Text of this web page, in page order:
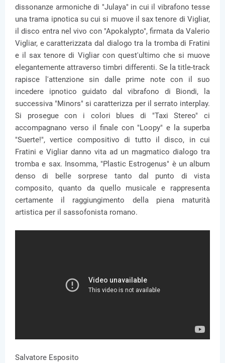
dissonanze armoniche di "Julaya" in cui il vibrafono tesse
una trama ipnotica su cui si muove il sax tenore di Vigliar,
il disco entra nel vivo con "Apokalypto", firmata da Valerio
Vigliar, e caratterizzata dal dialogo tra la tromba di Fratini
e il sax tenore di Vigliar con quest'ultimo che si muove
elegantemente attraverso timbri differenti. Se la title-track
rapisce l'attenzione sin dalle prime note con il suo
incedere ipnotico guidato dal vibrafono di Biondi, la
successiva "Minors" si caratterizza per il serrato interplay.
Si prosegue con i colori blues di "Taxi Stereo" ci
accompagnano verso il finale con "Loopy" e la superba
"Suerte!", vertice compositivo di tutto il disco, in cui
Fratini e Vigliar danno vita ad un magmatico dialogo tra
tromba e sax. Insomma, "Plastic Estrogenus" è un album
denso di belle sorprese tanto dal punto di vista
composito, quanto da quello musicale e rappresenta
certamente il raggiungimento della piena maturità
artistica per il sassofonista romano.
Salvatore Esposito